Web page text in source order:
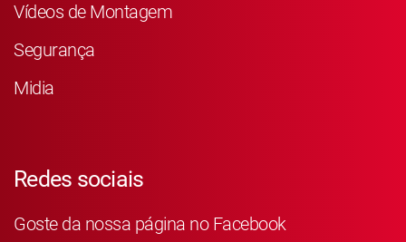
Vídeos de Montagem
Segurança
Midia
Redes sociais
Goste da nossa página no Facebook